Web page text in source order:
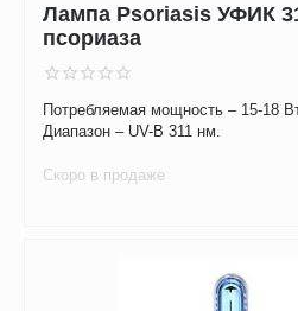
Лампа Psoriasis УФИК
псориаза
Потребляемая мощность – 15-18
Диапазон – UV-B 311 нм.
Скоро в продаже